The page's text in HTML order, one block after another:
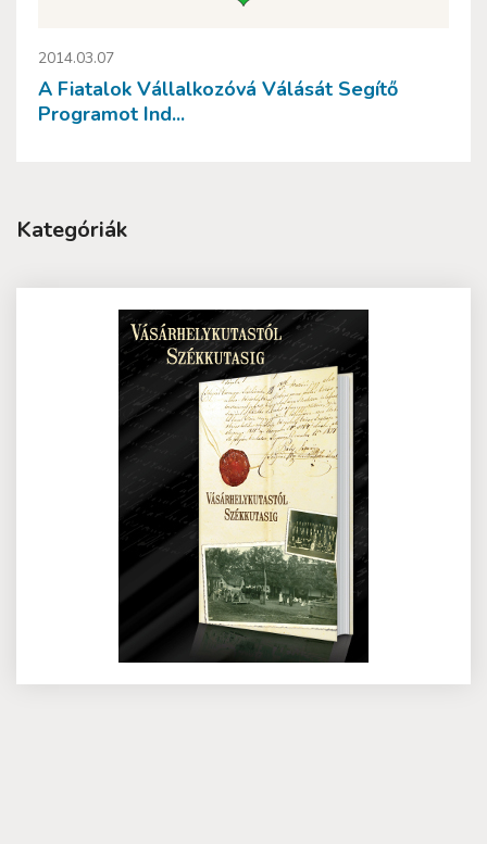
2014.03.07
A Fiatalok Vállalkozóvá Válását Segítő
Programot Ind...
Kategóriák